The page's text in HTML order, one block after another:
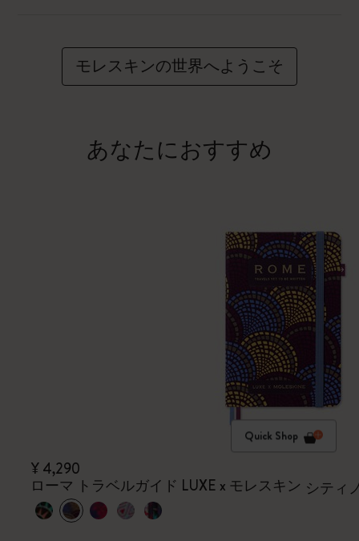
モレスキンの世界へようこそ
あなたにおすすめ
Quick Shop
¥ 4,290
ローマ トラベルガイド LUXE x モレスキン シティ